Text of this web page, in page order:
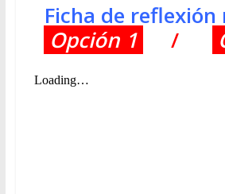
Ficha de reflexión
Opción 1
/